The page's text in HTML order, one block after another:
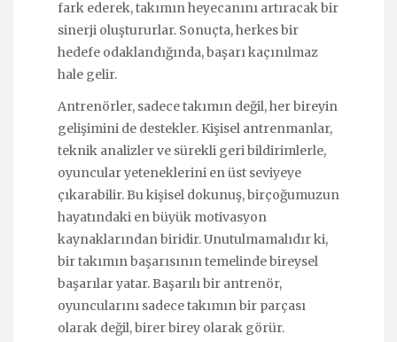
fark ederek, takımın heyecanını artıracak bir
sinerji oluştururlar. Sonuçta, herkes bir
hedefe odaklandığında, başarı kaçınılmaz
hale gelir.
Antrenörler, sadece takımın değil, her bireyin
gelişimini de destekler. Kişisel antrenmanlar,
teknik analizler ve sürekli geri bildirimlerle,
oyuncular yeteneklerini en üst seviyeye
çıkarabilir. Bu kişisel dokunuş, birçoğumuzun
hayatındaki en büyük motivasyon
kaynaklarından biridir. Unutulmamalıdır ki,
bir takımın başarısının temelinde bireysel
başarılar yatar. Başarılı bir antrenör,
oyuncularını sadece takımın bir parçası
olarak değil, birer birey olarak görür.